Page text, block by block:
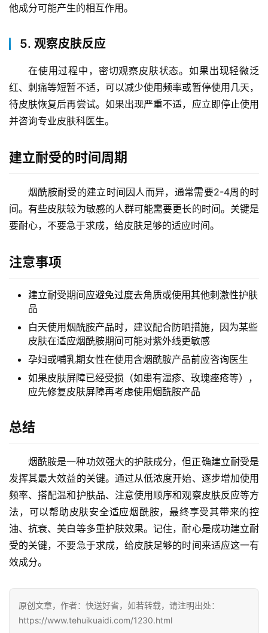
首
页
物
百
快
类
他成分可能产生的相互作用。
5. 观察皮肤反应
在使用过程中，密切观察皮肤状态。如果出现轻微泛
红、刺痛等短暂不适，可以减少使用频率或暂停使用几天，
待皮肤恢复后再尝试。如果出现严重不适，应立即停止使用
并咨询专业皮肤科医生。
建立耐受的时间周期
烟酰胺耐受的建立时间因人而异，通常需要2-4周的时
间。有些皮肤较为敏感的人群可能需要更长的时间。关键是
要耐心，不要急于求成，给皮肤足够的适应时间。
注意事项
建立耐受期间应避免过度去角质或使用其他刺激性护肤
品
白天使用烟酰胺产品时，建议配合防晒措施，因为某些
皮肤在适应烟酰胺期间可能对紫外线更敏感
孕妇或哺乳期女性在使用含烟酰胺产品前应咨询医生
如果皮肤屏障已经受损（如患有湿疹、玫瑰痤疮等），
应先修复皮肤屏障再考虑使用烟酰胺产品
总结
烟酰胺是一种功效强大的护肤成分，但正确建立耐受是
发挥其最大效益的关键。通过从低浓度开始、逐步增加使用
频率、搭配温和护肤品、注意使用顺序和观察皮肤反应等方
法，可以帮助皮肤安全适应烟酰胺，最终享受其带来的控
油、抗衰、美白等多重护肤效果。记住，耐心是成功建立耐
受的关键，不要急于求成，给皮肤足够的时间来适应这一有
效成分。
原创文章，作者：快送好省，如若转载，请注明出处：
https://www.tehuikuaidi.com/1230.html